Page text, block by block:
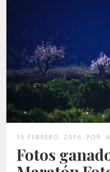
15 FEBRERO, 2016 POR
Fotos